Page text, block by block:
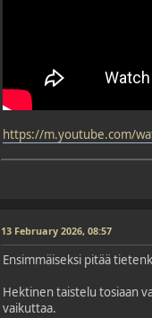
https://m.youtube.com/
13 February 2026, 08:57
Ensimmäiseksi pitää
Hektinen taistelu tosiaan
vaikuttaa.